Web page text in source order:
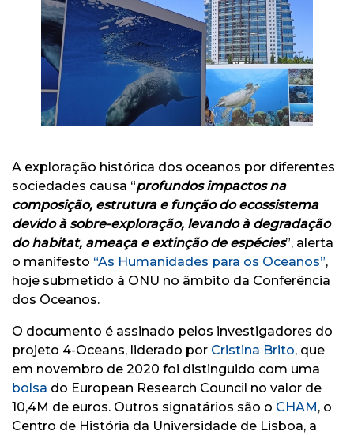
A exploração histórica dos oceanos por diferentes
sociedades causa “profundos impactos na
composição, estrutura e função do ecossistema
devido à sobre-exploração, levando à degradação
do habitat, ameaça e extinção de espécies”, alerta
o manifesto “As Humanidades para os Oceanos”,
hoje submetido à ONU no âmbito da Conferência
dos Oceanos.
O documento é assinado pelos investigadores do
projeto 4-Oceans, liderado por Cristina Brito, que
em novembro de 2020 foi distinguido com uma
bolsa do European Research Council no valor de
10,4M de euros. Outros signatários são o CHAM, o
Centro de História da Universidade de Lisboa, a